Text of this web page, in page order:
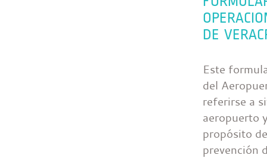
DE
Este
del
referirse a
aeropuerto
propósito
prevención